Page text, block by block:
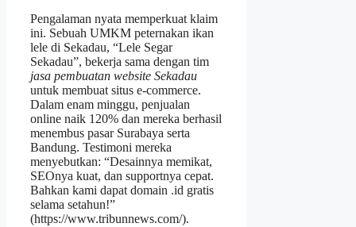
Pengalaman nyata memperkuat klaim
ini. Sebuah UMKM peternakan ikan
lele di Sekadau, “Lele Segar
Sekadau”, bekerja sama dengan tim
jasa pembuatan website Sekadau
untuk membuat situs e‑commerce.
Dalam enam minggu, penjualan
online naik 120% dan mereka berhasil
menembus pasar Surabaya serta
Bandung. Testimoni mereka
menyebutkan: “Desainnya memikat,
SEOnya kuat, dan supportnya cepat.
Bahkan kami dapat domain .id gratis
selama setahun!”
(https://www.tribunnews.com/).